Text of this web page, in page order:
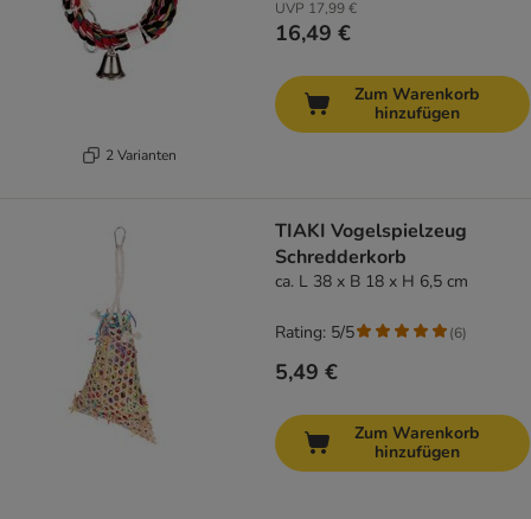
2 Varianten
UVP 17,99 €
16,49 €
Zum Warenkorb
hinzufügen
TIAKI Vogelspielzeug
Schredderkorb
ca. L 38 x B 18 x H 6,5 cm
5,49 €
Rating: 5/5 (6)
Zum Warenkorb
hinzufügen